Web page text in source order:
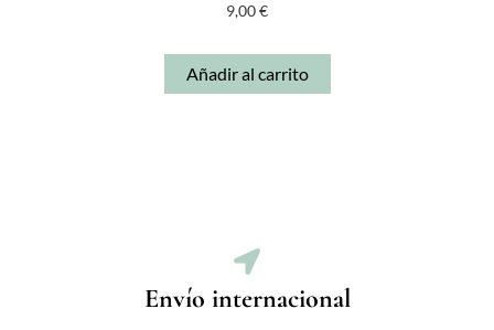
9,00€
Añadir al carrito
Envío internacional